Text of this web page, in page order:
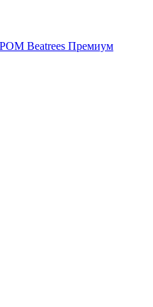
Beatrees Премиум